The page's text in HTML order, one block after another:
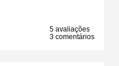
5 avaliações
3 comentários